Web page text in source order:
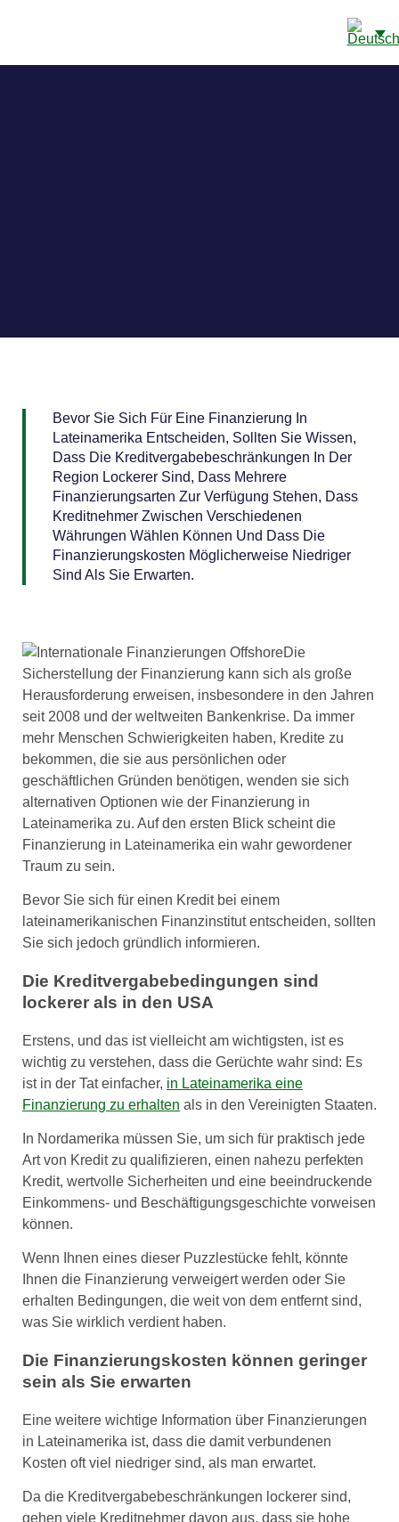
Bevor Sie Sich Für Eine Finanzierung In
Lateinamerika Entscheiden, Sollten Sie Wissen,
Dass Die Kreditvergabebeschränkungen In Der
Region Lockerer Sind, Dass Mehrere
Finanzierungsarten Zur Verfügung Stehen, Dass
Kreditnehmer Zwischen Verschiedenen
Währungen Wählen Können Und Dass Die
Finanzierungskosten Möglicherweise Niedriger
Sind Als Sie Erwarten.
Die
Sicherstellung der Finanzierung kann sich als große
Herausforderung erweisen, insbesondere in den Jahren
seit 2008 und der weltweiten Bankenkrise. Da immer
mehr Menschen Schwierigkeiten haben, Kredite zu
bekommen, die sie aus persönlichen oder
geschäftlichen Gründen benötigen, wenden sie sich
alternativen Optionen wie der Finanzierung in
Lateinamerika zu. Auf den ersten Blick scheint die
Finanzierung in Lateinamerika ein wahr gewordener
Traum zu sein.
Bevor Sie sich für einen Kredit bei einem
lateinamerikanischen Finanzinstitut entscheiden, sollten
Sie sich jedoch gründlich informieren.
Die Kreditvergabebedingungen sind
lockerer als in den USA
Erstens, und das ist vielleicht am wichtigsten, ist es
wichtig zu verstehen, dass die Gerüchte wahr sind: Es
ist in der Tat einfacher, in Lateinamerika eine
Finanzierung zu erhalten als in den Vereinigten Staaten.
In Nordamerika müssen Sie, um sich für praktisch jede
Art von Kredit zu qualifizieren, einen nahezu perfekten
Kredit, wertvolle Sicherheiten und eine beeindruckende
Einkommens- und Beschäftigungsgeschichte vorweisen
können.
Wenn Ihnen eines dieser Puzzlestücke fehlt, könnte
Ihnen die Finanzierung verweigert werden oder Sie
erhalten Bedingungen, die weit von dem entfernt sind,
was Sie wirklich verdient haben.
Die Finanzierungskosten können geringer
sein als Sie erwarten
Eine weitere wichtige Information über Finanzierungen
in Lateinamerika ist, dass die damit verbundenen
Kosten oft viel niedriger sind, als man erwartet.
Da die Kreditvergabebeschränkungen lockerer sind,
gehen viele Kreditnehmer davon aus, dass sie hohe